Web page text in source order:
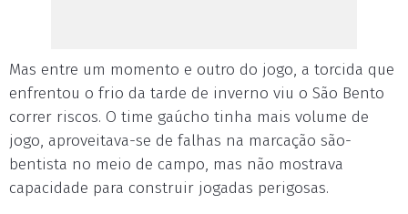
Mas entre um momento e outro do jogo, a torcida que
enfrentou o frio da tarde de inverno viu o São Bento
correr riscos. O time gaúcho tinha mais volume de
jogo, aproveitava-se de falhas na marcação são-
bentista no meio de campo, mas não mostrava
capacidade para construir jogadas perigosas.